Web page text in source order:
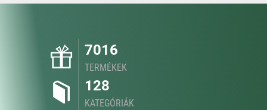
7016
TERMÉKEK
128
KATEGÓRIÁK